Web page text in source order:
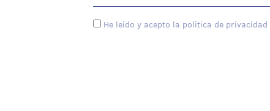
He leído y acepto la política de privacidad